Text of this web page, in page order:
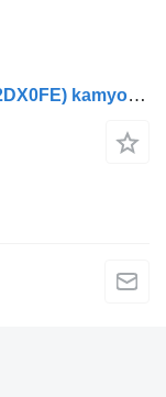
Volkswagen LT 28-46 II Caja/Chasis (2DX0FE) kamyon için makas